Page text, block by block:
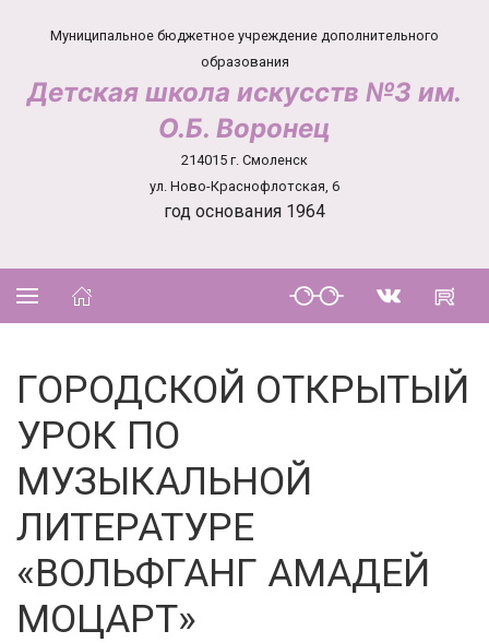
Муниципальное бюджетное учреждение дополнительного
образования
Детская школа искусств №3 им.
О.Б. Воронец
214015 г. Смоленск
ул. Ново-Краснофлотская, 6
год основания 1964
ГОРОДСКОЙ ОТКРЫТЫЙ
УРОК ПО
МУЗЫКАЛЬНОЙ
ЛИТЕРАТУРЕ
«ВОЛЬФГАНГ АМАДЕЙ
МОЦАРТ»